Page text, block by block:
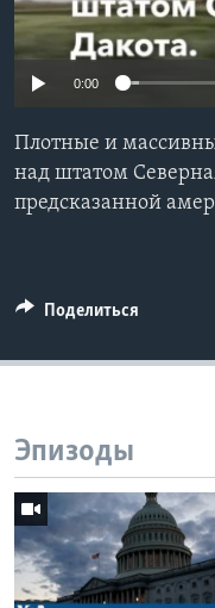
0:00
Плотные и
над штатом
предсказанной
Поделиться
Эпизоды